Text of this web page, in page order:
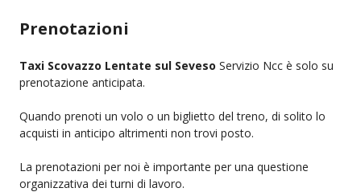
Prenotazioni
Taxi Scovazzo Lentate sul Seveso Servizio Ncc è solo su
prenotazione anticipata.
Quando prenoti un volo o un biglietto del treno, di solito lo
acquisti in anticipo altrimenti non trovi posto.
La prenotazioni per noi è importante per una questione
organizzativa dei turni di lavoro.